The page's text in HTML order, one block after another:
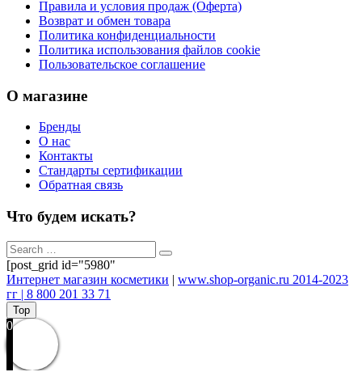
Правила и условия продаж (Оферта)
Возврат и обмен товара
Политика конфиденциальности
Политика использования файлов cookie
Пользовательское соглашение
О магазине
Бренды
О нас
Контакты
Стандарты сертификации
Обратная связь
Что будем искать?
[post_grid id="5980"
Интернет магазин косметики | www.shop-organic.ru 2014-2023
гг | 8 800 201 33 71
Top
0